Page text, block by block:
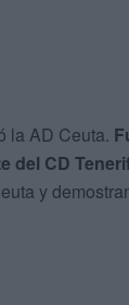
la AD Ceuta.
del CD
y